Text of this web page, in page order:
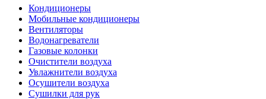
Кондиционеры
Мобильные кондиционеры
Вентиляторы
Водонагреватели
Газовые колонки
Очистители воздуха
Увлажнители воздуха
Осушители воздуха
Сушилки для рук